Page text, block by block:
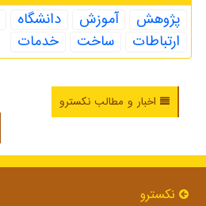
پژوهش آموزش دانشگاه
ارتباطات
ساخت خدمات
اخبار و مطالب نکسترو
نكسترو